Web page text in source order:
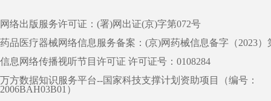
网络出版服务许可证：(署)网出证(京)字第072号
药品医疗器械网络信息服务备案：(京)网药械信息备字（2023）
信息网络传播视听节目许可证 许可证号：0108284
万方数据知识服务平台--国家科技支撑计划资助项目（编号：
2006BAH03B01）